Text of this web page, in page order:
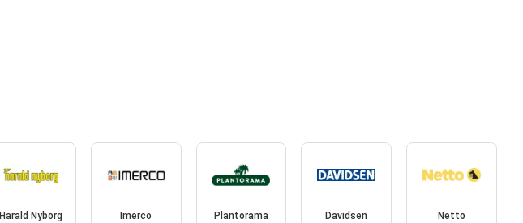
Harald Nyborg Imerco Plantorama Davidsen Netto